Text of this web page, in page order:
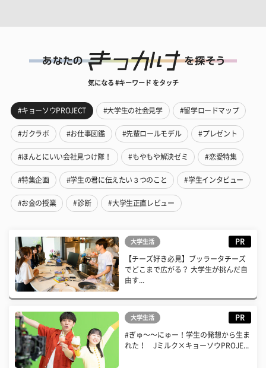
気になる #キーワード をタッチ
#キョーソウPROJECT #大学生の社会見学 #留学ロードマップ
#ガクラボ #お仕事図鑑 #先輩ロールモデル #プレゼント
#ほんとにいい会社見つけ隊！ #もやもや解決ゼミ #恋愛特集
#特集企画 #学生の君に伝えたい３つのこと #学生インタビュー
#お金の授業 #診断 #大学生正直レビュー
大学生活 PR
【チーズ好き必見】ブッラータチーズ
でどこまで広がる？ 大学生が挑んだ自
由す...
大学生活 PR
#ぎゅ〜〜にゅー！学生の発想から生ま
れた！ Jミルク×キョーソウPROJE...